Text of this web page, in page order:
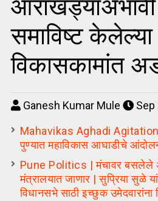
समाविष्ट केलेल्या
विकासकामांत
Ganesh Kumar Mule
Sep
Mahavikas Aghadi Agitation |
पुण्यात महाविकास आघाडीचे
Pune Politics | मंचावर
मंत्रालयात जाणार | सुप्रिया सुळे
विधानसभे साठी इच्छुक